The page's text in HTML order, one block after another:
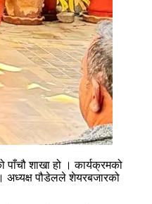
शाखा हो । कार्यक्रमको
अध्यक्ष पौडेलले शेयरबजारको